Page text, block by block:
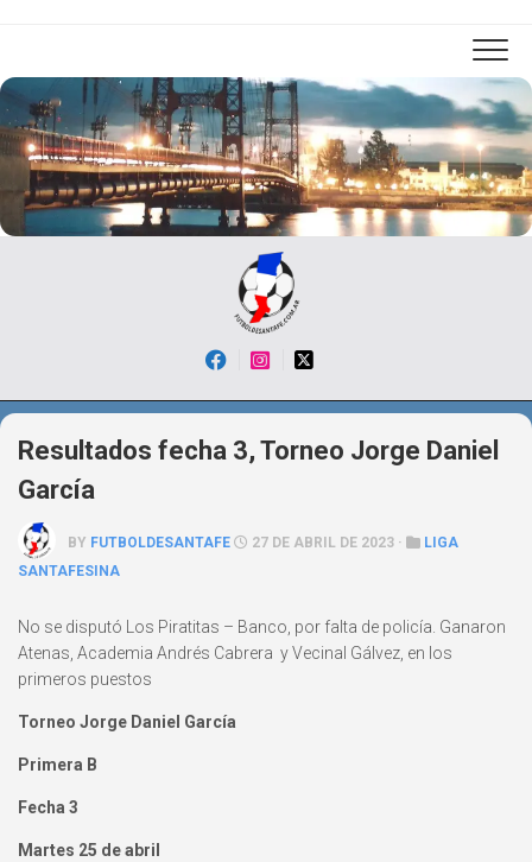
Resultados fecha 3, Torneo Jorge Daniel
García
BY FUTBOLDESANTAFE 27 DE ABRIL DE 2023 ·
LIGA
SANTAFESINA
No se disputó Los Piratitas – Banco, por falta de policía. Ganaron
Atenas, Academia Andrés Cabrera y Vecinal Gálvez, en los
primeros puestos
Torneo Jorge Daniel García
Primera B
Fecha 3
Martes 25 de abril